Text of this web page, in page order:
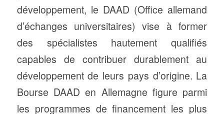
développement, le DAAD (Office allemand
d’échanges universitaires) vise à former
des spécialistes hautement qualifiés
capables de contribuer durablement au
développement de leurs pays d’origine. La
Bourse DAAD en Allemagne figure parmi
les programmes de financement les plus